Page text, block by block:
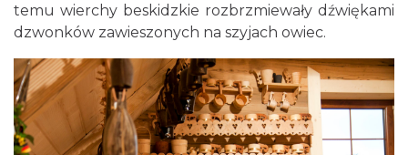
temu wierchy beskidzkie rozbrzmiewały dźwiękami
dzwonków zawieszonych na szyjach owiec.